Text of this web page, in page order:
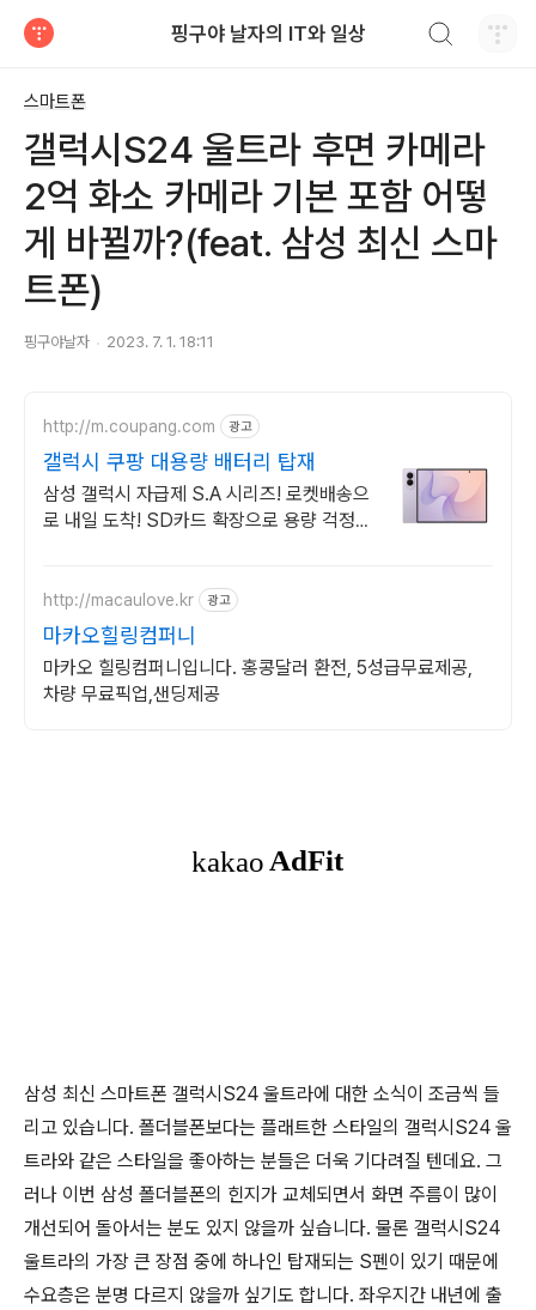
핑구야 날자의 IT와 일상
스마트폰
갤럭시S24 울트라 후면 카메라
2억 화소 카메라 기본 포함 어떻
게 바뀔까?(feat. 삼성 최신 스마
트폰)
핑구야날자 2023. 7. 1. 18:11
http://m.coupang.com 광고
갤럭시 쿠팡 대용량 배터리 탑재
삼성 갤럭시 자급제 S.A 시리즈! 로켓배송으
로 내일 도착! SD카드 확장으로 용량 걱정
http://macaulove.kr 광고
마카오힐링컴퍼니
마카오 힐링컴퍼니입니다. 홍콩달러 환전, 5성급무료제공,
차량 무료픽업,샌딩제공
삼성 최신 스마트폰 갤럭시S24 울트라에 대한 소식이 조금씩 들
리고 있습니다. 폴더블폰보다는 플래트한 스타일의 갤럭시S24 울
트라와 같은 스타일을 좋아하는 분들은 더욱 기다려질 텐데요. 그
러나 이번 삼성 폴더블폰의 힌지가 교체되면서 화면 주름이 많이
개선되어 돌아서는 분도 있지 않을까 싶습니다. 물론 갤럭시S24
울트라의 가장 큰 장점 중에 하나인 탑재되는 S펜이 있기 때문에
수요층은 분명 다르지 않을까 싶기도 합니다. 좌우지간 내년에 출